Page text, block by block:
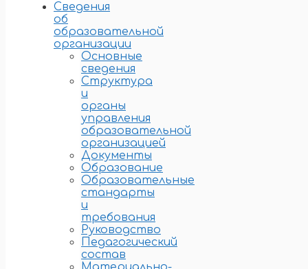
Сведения
об
образовательной
организации
Основные
сведения
Структура
и
органы
управления
образовательной
организацией
Документы
Образование
Образовательные
стандарты
и
требования
Руководство
Педагогический
состав